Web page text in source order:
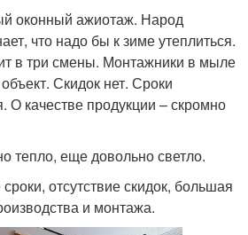
оконный ажиотаж. Народ
что надо бы к зиме утеплиться.
в три смены. Монтажники в мыле
Скидок нет. Сроки
О качестве продукции – скромно
тепло, еще довольно светло.
отсутствие скидок, большая
и монтажа.